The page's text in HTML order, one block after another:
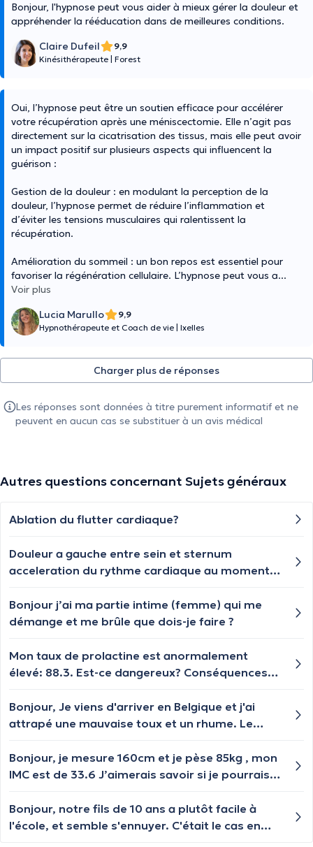
Bonjour, l'hypnose peut vous aider à mieux gérer la douleur et
appréhender la rééducation dans de meilleures conditions.
Claire Dufeil
9,9
Kinésithérapeute Forest
Oui, l’hypnose peut être un soutien efficace pour accélérer
votre récupération après une méniscectomie. Elle n’agit pas
directement sur la cicatrisation des tissus, mais elle peut avoir
un impact positif sur plusieurs aspects qui influencent la
guérison :
Gestion de la douleur : en modulant la perception de la
douleur, l’hypnose permet de réduire l’inflammation et
d’éviter les tensions musculaires qui ralentissent la
récupération.
Amélioration du sommeil : un bon repos est essentiel pour
favoriser la régénération cellulaire. L’hypnose peut vous a...
Voir plus
Lucia Marullo
9,9
Hypnothérapeute et Coach de vie Ixelles
Charger plus de réponses
Les réponses sont données à titre purement informatif et ne
peuvent en aucun cas se substituer à un avis médical
Autres questions concernant Sujets généraux
Ablation du flutter cardiaque?
Douleur a gauche entre sein et sternum
acceleration du rythme cardiaque au moment
Bonjour j’ai ma partie intime (femme) qui me
démange et me brûle que dois-je faire ?
Mon taux de prolactine est anormalement
élevé: 88.3. Est-ce dangereux? Conséquences?
Bonjour, Je viens d'arriver en Belgique et j'ai
attrapé une mauvaise toux et un rhume. Le
j'ai encore d'Allemagne, mais pour la toux, il me
manque le sirop que nous avions en Allemagne,
similaire en Belgique ? C'était le meilleur
médicament contre la toux !
Bonjour, je mesure 160cm et je pèse 85kg , mon
IMC est de 33.6 J’aimerais savoir si je pourrais
pourrait me coûter et si je serai remboursé une
grande partie de ma mutuelle solidaris
Bonjour, notre fils de 10 ans a plutôt facile à
l'école, et semble s'ennuyer. C'était le cas en